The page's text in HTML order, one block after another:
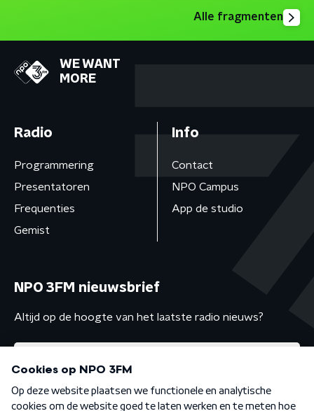
Alle fragmenten
WE WANT
MORE
Radio
Programmering
Presentatoren
Frequenties
Gemist
Info
Contact
NPO Campus
App de studio
NPO 3FM nieuwsbrief
Altijd op de hoogte van het laatste radio nieuws?